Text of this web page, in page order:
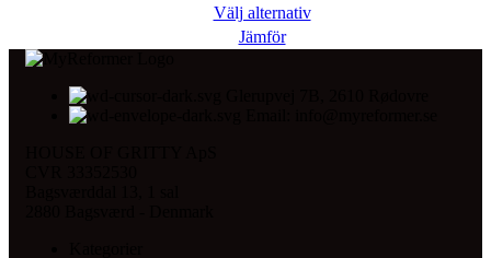
Välj alternativ
Jämför